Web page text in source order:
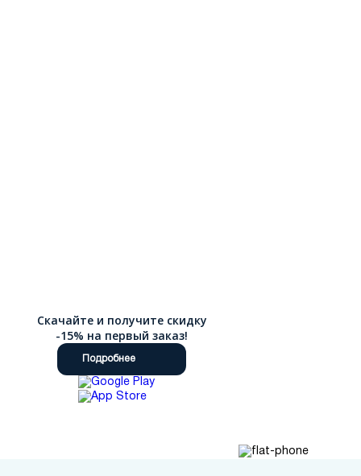
Скачайте и получите скидку
-15% на первый заказ!
Подробнее